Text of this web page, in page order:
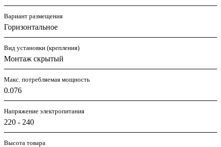
Вариант размещения
Горизонтальное
Вид установки (крепления)
Монтаж скрытый
Макс. потребляемая мощность
0.076
Напряжение электропитания
220 - 240
Высота товара